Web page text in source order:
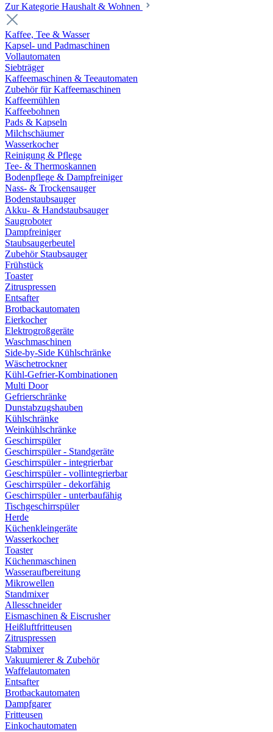
Zur Kategorie Haushalt & Wohnen
Kaffee, Tee & Wasser
Kapsel- und Padmaschinen
Vollautomaten
Siebträger
Kaffeemaschinen & Teeautomaten
Zubehör für Kaffeemaschinen
Kaffeemühlen
Kaffeebohnen
Pads & Kapseln
Milchschäumer
Wasserkocher
Reinigung & Pflege
Tee- & Thermoskannen
Bodenpflege & Dampfreiniger
Nass- & Trockensauger
Bodenstaubsauger
Akku- & Handstaubsauger
Saugroboter
Dampfreiniger
Staubsaugerbeutel
Zubehör Staubsauger
Frühstück
Toaster
Zitruspressen
Entsafter
Brotbackautomaten
Eierkocher
Elektrogroßgeräte
Waschmaschinen
Side-by-Side Kühlschränke
Wäschetrockner
Kühl-Gefrier-Kombinationen
Multi Door
Gefrierschränke
Dunstabzugshauben
Kühlschränke
Weinkühlschränke
Geschirrspüler
Geschirrspüler - Standgeräte
Geschirrspüler - integrierbar
Geschirrspüler - vollintegrierbar
Geschirrspüler - dekorfähig
Geschirrspüler - unterbaufähig
Tischgeschirrspüler
Herde
Küchenkleingeräte
Wasserkocher
Toaster
Küchenmaschinen
Wasseraufbereitung
Mikrowellen
Standmixer
Allesschneider
Eismaschinen & Eiscrusher
Heißluftfritteusen
Zitruspressen
Stabmixer
Vakuumierer & Zubehör
Waffelautomaten
Entsafter
Brotbackautomaten
Dampfgarer
Fritteusen
Einkochautomaten